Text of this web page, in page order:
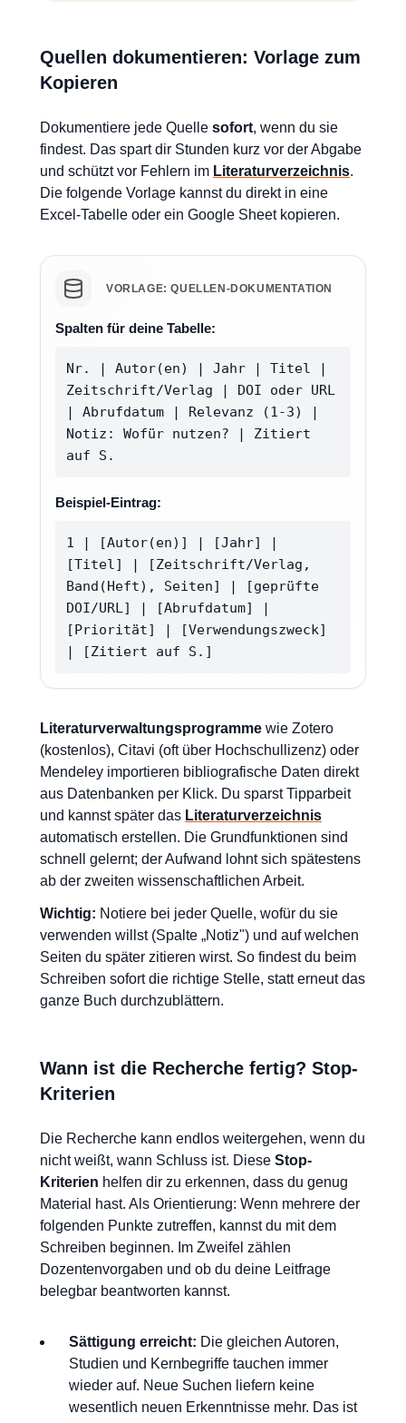
Quellen dokumentieren: Vorlage zum
Kopieren
Dokumentiere jede Quelle sofort, wenn du sie
findest. Das spart dir Stunden kurz vor der Abgabe
und schützt vor Fehlern im Literaturverzeichnis.
Die folgende Vorlage kannst du direkt in eine
Excel-Tabelle oder ein Google Sheet kopieren.
VORLAGE: QUELLEN-DOKUMENTATION
Spalten für deine Tabelle:
Nr. | Autor(en) | Jahr | Titel |
Zeitschrift/Verlag | DOI oder URL
| Abrufdatum | Relevanz (1-3) |
Notiz: Wofür nutzen? | Zitiert
auf S.
Beispiel-Eintrag:
1 | [Autor(en)] | [Jahr] |
[Titel] | [Zeitschrift/Verlag,
Band(Heft), Seiten] | [geprüfte
DOI/URL] | [Abrufdatum] |
[Priorität] | [Verwendungszweck]
| [Zitiert auf S.]
Literaturverwaltungsprogramme wie Zotero
(kostenlos), Citavi (oft über Hochschullizenz) oder
Mendeley importieren bibliografische Daten direkt
aus Datenbanken per Klick. Du sparst Tipparbeit
und kannst später das Literaturverzeichnis
automatisch erstellen. Die Grundfunktionen sind
schnell gelernt; der Aufwand lohnt sich spätestens
ab der zweiten wissenschaftlichen Arbeit.
Wichtig: Notiere bei jeder Quelle, wofür du sie
verwenden willst (Spalte „Notiz") und auf welchen
Seiten du später zitieren wirst. So findest du beim
Schreiben sofort die richtige Stelle, statt erneut das
ganze Buch durchzublättern.
Wann ist die Recherche fertig? Stop-
Kriterien
Die Recherche kann endlos weitergehen, wenn du
nicht weißt, wann Schluss ist. Diese Stop-
Kriterien helfen dir zu erkennen, dass du genug
Material hast. Als Orientierung: Wenn mehrere der
folgenden Punkte zutreffen, kannst du mit dem
Schreiben beginnen. Im Zweifel zählen
Dozentenvorgaben und ob du deine Leitfrage
belegbar beantworten kannst.
Sättigung erreicht: Die gleichen Autoren,
Studien und Kernbegriffe tauchen immer
wieder auf. Neue Suchen liefern keine
wesentlich neuen Erkenntnisse mehr. Das ist